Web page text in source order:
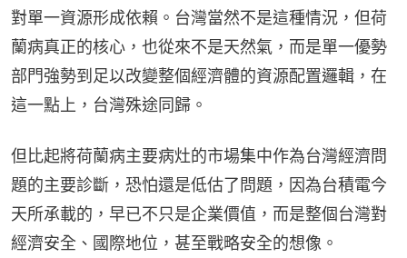
對單一資源形成依賴。台灣當然不是這種情況，但荷
蘭病真正的核心，也從來不是天然氣，而是單一優勢
部門強勢到足以改變整個經濟體的資源配置邏輯，在
這一點上，台灣殊途同歸。
但比起將荷蘭病主要病灶的市場集中作為台灣經濟問
題的主要診斷，恐怕還是低估了問題，因為台積電今
天所承載的，早已不只是企業價值，而是整個台灣對
經濟安全、國際地位，甚至戰略安全的想像。